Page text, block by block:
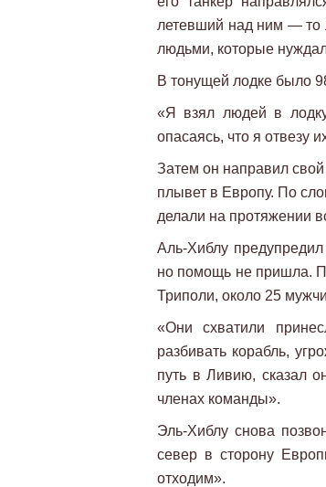
летевший над ним — то
людьми, которые
В тонущей лодке было
«Я взял людей в
опасаясь, что я отвезу
Затем он направил
плывет в Европу. По
делали на протяжении
Аль-Хиблу
но помощь не пришла.
Триполи, около 25
«Они схватили
разбивать корабль,
путь в Ливию, сказал
членах команды».
Эль-Хиблу снова
север в сторону
отходим».